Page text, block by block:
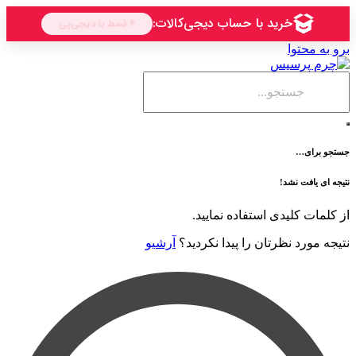
نشد!
کلیدی استفاده نمایید.
نظرتان را پیدا نکردید؟ آرشیو